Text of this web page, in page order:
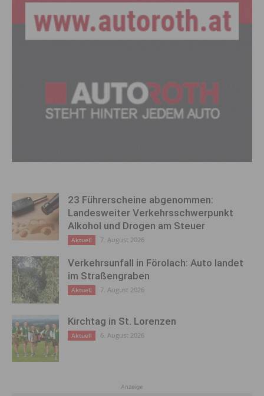
23 Führerscheine abgenommen:
Landesweiter Verkehrsschwerpunkt
Alkohol und Drogen am Steuer
Aktuell 7. August 2026
Verkehrsunfall in Förolach: Auto landet
im Straßengraben
Aktuell 7. August 2026
Kirchtag in St. Lorenzen
Aktuell 6. August 2026
Anzeige